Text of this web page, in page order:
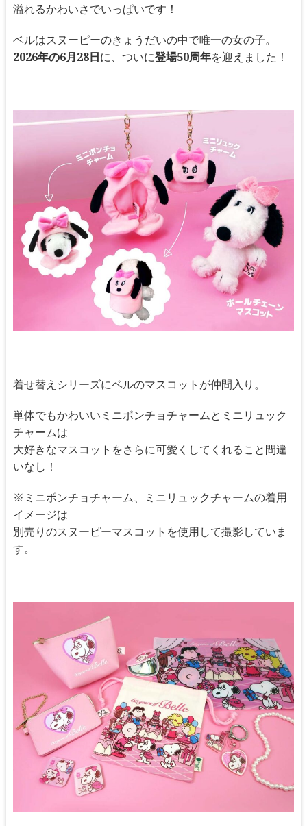
溢れるかわいさでいっぱいです！
ベルはスヌーピーのきょうだいの中で唯一の女の子。
2026年の6月28日 に、ついに登場50周年を迎えました！
着せ替えシリーズにベルのマスコットが仲間入り。
単体でもかわいいミニポンチョチャームとミニリュック
チャームは
大好きなマスコットをさらに可愛くしてくれること間違
いなし！
※ミニポンチョチャーム、ミニリュックチャームの着用
イメージは
別売りのスヌーピーマスコットを使用して撮影していま
す。